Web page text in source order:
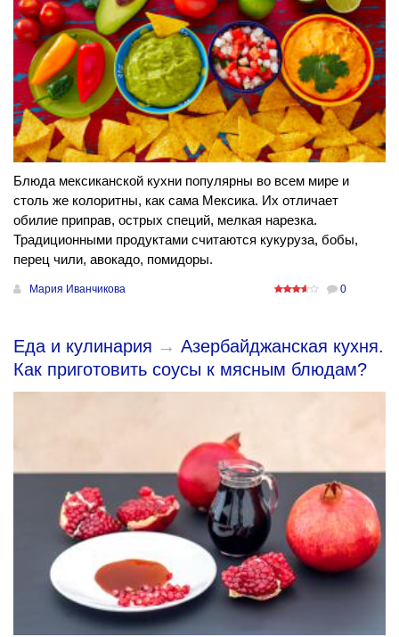
Блюда мексиканской кухни популярны во всем мире и
столь же колоритны, как сама Мексика. Их отличает
обилие приправ, острых специй, мелкая нарезка.
Традиционными продуктами считаются кукуруза, бобы,
перец чили, авокадо, помидоры.
Мария Иванчикова 0
Еда и кулинария → Азербайджанская кухня.
Как приготовить соусы к мясным блюдам?